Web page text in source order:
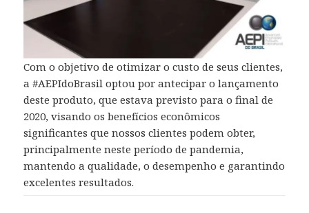
Com o objetivo de otimizar o custo de seus clientes,
a #AEPIdoBrasil optou por antecipar o lançamento
deste produto, que estava previsto para o final de
2020, visando os benefícios econômicos
significantes que nossos clientes podem obter,
principalmente neste período de pandemia,
mantendo a qualidade, o desempenho e garantindo
excelentes resultados.